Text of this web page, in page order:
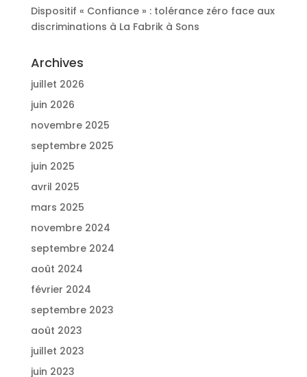
Dispositif « Confiance » : tolérance zéro face aux
discriminations à La Fabrik à Sons
Archives
juillet 2026
juin 2026
novembre 2025
septembre 2025
juin 2025
avril 2025
mars 2025
novembre 2024
septembre 2024
août 2024
février 2024
septembre 2023
août 2023
juillet 2023
juin 2023